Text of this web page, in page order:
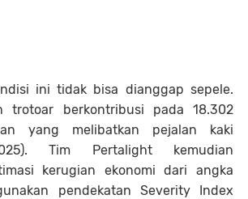
ini tidak bisa dianggap sepele.
trotoar berkontribusi pada 18.302
yang melibatkan pejalan kaki
Tim Pertalight kemudian
kerugian ekonomi dari angka
pendekatan Severity Index